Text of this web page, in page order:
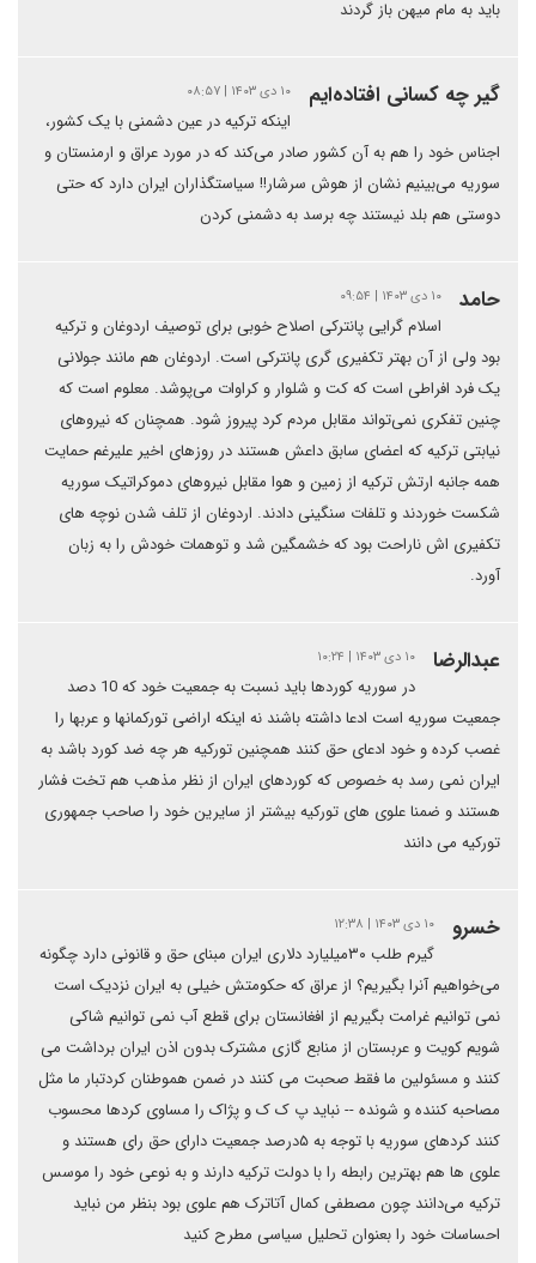
باید به مام میهن باز گردند
گیر چه کسانی افتاده‌ایم ۱۰ دی ۱۴۰۳ | ۰۸:۵۷
اینکه ترکیه در عین دشمنی با یک کشور،
اجناس خود را هم به آن کشور صادر می‌کند که در مورد عراق و ارمنستان و
سوریه می‌بینیم نشان از هوش سرشار!! سیاستگذاران ایران دارد که حتی
دوستی هم بلد نیستند چه برسد به دشمنی کردن
حامد ۱۰ دی ۱۴۰۳ | ۰۹:۵۴
اسلام گرایی پانترکی اصلاح خوبی برای توصیف اردوغان و ترکیه
بود ولی از آن بهتر تکفیری گری پانترکی است. اردوغان هم مانند جولانی
یک فرد افراطی است که کت و شلوار و کراوات می‌پوشد. معلوم است که
چنین تفکری نمی‌تواند مقابل مردم کرد پیروز شود. همچنان که نیروهای
نیابتی ترکیه که اعضای سابق داعش هستند در روزهای اخیر علیرغم حمایت
همه جانبه ارتش ترکیه از زمین و هوا مقابل نیروهای دموکراتیک سوریه
شکست خوردند و تلفات سنگینی دادند. اردوغان از تلف شدن نوچه های
تکفیری اش ناراحت بود که خشمگین شد و توهمات خودش را به زبان
آورد.
عبدالرضا ۱۰ دی ۱۴۰۳ | ۱۰:۲۴
در سوریه کوردها باید نسبت به جمعیت خود که 10 دصد
جمعیت سوریه است ادعا داشته باشند نه اینکه اراضی تورکمانها و عربها را
غصب کرده و خود ادعای حق کنند همچنین تورکیه هر چه ضد کورد باشد به
ایران نمی رسد به خصوص که کوردهای ایران از نظر مذهب هم تخت فشار
هستند و ضمنا علوی های تورکیه بیشتر از سایرین خود را صاحب جمهوری
تورکیه می دانند
خسرو ۱۰ دی ۱۴۰۳ | ۱۲:۳۸
گیرم طلب ۳۰میلیارد دلاری ایران مبنای حق و قانونی دارد چگونه
می‌خواهیم آنرا بگیریم؟ از عراق که حکومتش خیلی به ایران نزدیک است
نمی توانیم غرامت بگیریم از افغانستان برای قطع آب نمی توانیم شاکی
شویم کویت و عربستان از منابع گازی مشترک بدون اذن ایران برداشت می
کنند و مسئولین ما فقط صحبت می کنند در ضمن هموطنان کردتبار ما مثل
مصاحبه کننده و شونده -- نباید پ ک ک و پژاک را مساوی کردها محسوب
کنند کردهای سوریه با توجه به ۵درصد جمعیت دارای حق رای هستند و
علوی ها هم بهترین رابطه را با دولت ترکیه دارند و به نوعی خود را موسس
ترکیه می‌دانند چون مصطفی کمال آتاترک هم علوی بود بنظر من نباید
احساسات خود را بعنوان تحلیل سیاسی مطرح کنید